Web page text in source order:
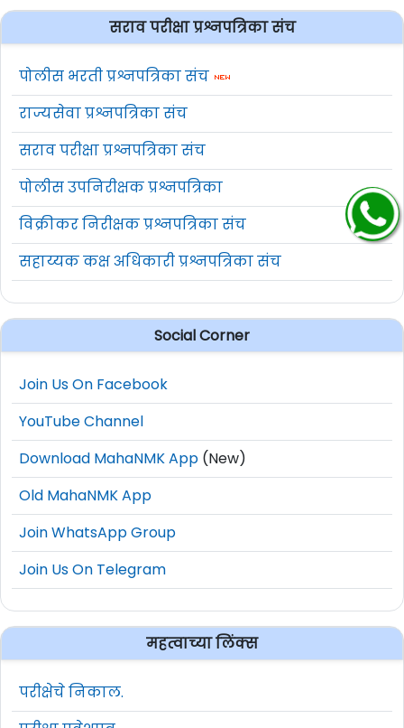
सराव परीक्षा प्रश्नपत्रिका संच
पोलीस भरती प्रश्नपत्रिका संच
राज्यसेवा प्रश्नपत्रिका संच
सराव परीक्षा प्रश्नपत्रिका संच
पोलीस उपनिरीक्षक प्रश्नपत्रिका
विक्रीकर निरीक्षक प्रश्नपत्रिका संच
सहाय्यक कक्ष अधिकारी प्रश्नपत्रिका संच
Social Corner
Join Us On Facebook
YouTube Channel
Download MahaNMK App (New)
Old MahaNMK App
Join WhatsApp Group
Join Us On Telegram
महत्वाच्या लिंक्स
परीक्षेचे निकाल.